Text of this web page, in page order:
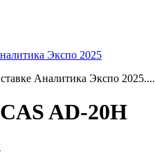
Экспо 2025
Аналитика Экспо 2025....
AD-20H